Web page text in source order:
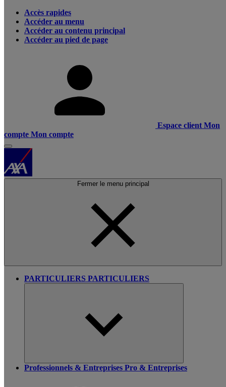
Accès rapides
Accéder au menu
Accéder au contenu principal
Accéder au pied de page
Espace client Mon
compte Mon compte
Fermer le menu principal
PARTICULIERS PARTICULIERS
Professionnels & Entreprises Pro & Entreprises